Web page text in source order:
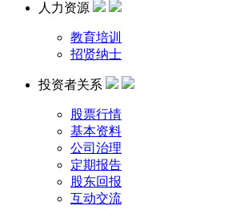
人力资源
教育培训
招贤纳士
投资者关系
股票行情
基本资料
公司治理
定期报告
股东回报
互动交流